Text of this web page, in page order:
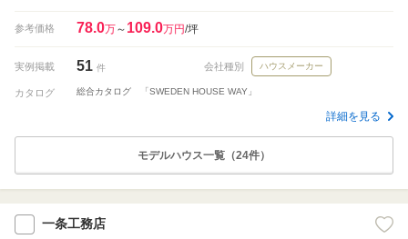
参考価格 78.0万～ 109.0万円/坪
実例掲載 51 件 会社種別 ハウスメーカー
カタログ 総合カタログ 「SWEDEN HOUSE WAY」
詳細を見る
モデルハウス一覧（24件）
一条工務店